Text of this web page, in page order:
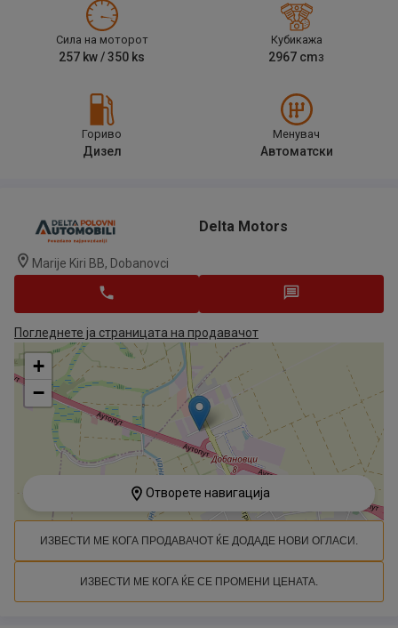
Сила на моторот
257 kw /350 ks
Кубикажа
2967 cm3
Гориво
Дизел
Менувач
Автоматски
Delta Motors
Marije Kiri BB, Dobanovci
Погледнете ја страницата на продавачот
+
−
Отворете навигација
ИЗВЕСТИ МЕ КОГА ПРОДАВАЧОТ ЌЕ ДОДАДЕ НОВИ ОГЛАСИ.
ИЗВЕСТИ МЕ КОГА ЌЕ СЕ ПРОМЕНИ ЦЕНАТА.